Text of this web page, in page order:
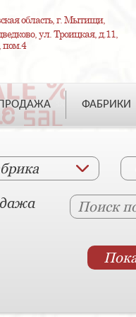
область, г. Мытищи,
ул. Троицкая, д.11,
пом.4
ФАБРИКИ